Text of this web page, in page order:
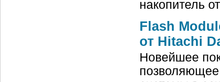
накопитель
Flash
от Hitachi
Новейшее
позволяющее